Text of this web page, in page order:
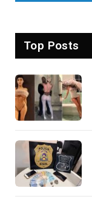
Top Posts